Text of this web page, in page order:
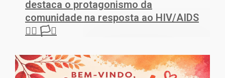
destaca o protagonismo da
comunidade na resposta ao HIV/AIDS
🏳️‍🌈 🏳️‍⚧️